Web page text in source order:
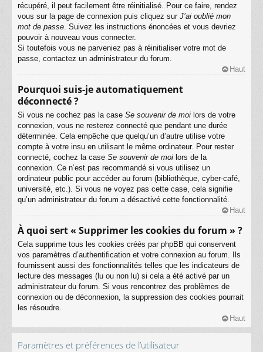
récupéré, il peut facilement être réinitialisé. Pour ce faire, rendez
vous sur la page de connexion puis cliquez sur J’ai oublié mon
mot de passe. Suivez les instructions énoncées et vous devriez
pouvoir à nouveau vous connecter.
Si toutefois vous ne parveniez pas à réinitialiser votre mot de
passe, contactez un administrateur du forum.
Haut
Pourquoi suis-je automatiquement
déconnecté ?
Si vous ne cochez pas la case Se souvenir de moi lors de votre
connexion, vous ne resterez connecté que pendant une durée
déterminée. Cela empêche que quelqu’un d’autre utilise votre
compte à votre insu en utilisant le même ordinateur. Pour rester
connecté, cochez la case Se souvenir de moi lors de la
connexion. Ce n’est pas recommandé si vous utilisez un
ordinateur public pour accéder au forum (bibliothèque, cyber-café,
université, etc.). Si vous ne voyez pas cette case, cela signifie
qu’un administrateur du forum a désactivé cette fonctionnalité.
Haut
À quoi sert « Supprimer les cookies du forum » ?
Cela supprime tous les cookies créés par phpBB qui conservent
vos paramètres d’authentification et votre connexion au forum. Ils
fournissent aussi des fonctionnalités telles que les indicateurs de
lecture des messages (lu ou non lu) si cela a été activé par un
administrateur du forum. Si vous rencontrez des problèmes de
connexion ou de déconnexion, la suppression des cookies pourrait
les résoudre.
Haut
Paramètres et préférences de l’utilisateur